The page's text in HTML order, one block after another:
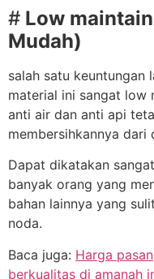
# Low
Mudah)
salah satu keuntungan
material ini sangat low
anti air dan anti api
membersihkannya dari
Dapat dikatakan
banyak orang yang
bahan lainnya yang
noda.
Baca juga: Harga
berkualitas di amanah